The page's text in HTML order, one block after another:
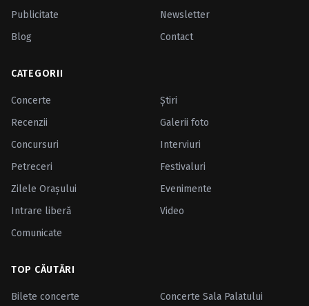
Publicitate
Newsletter
Blog
Contact
CATEGORII
Concerte
Ştiri
Recenzii
Galerii foto
Concursuri
Interviuri
Petreceri
Festivaluri
Zilele Oraşului
Evenimente
Intrare liberă
Video
Comunicate
TOP CĂUTĂRI
Bilete concerte Concerte Sala Palatului